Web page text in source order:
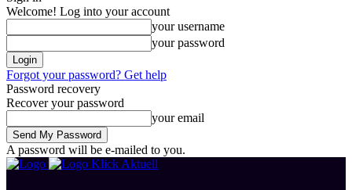
Welcome! Log into your account
your username
your password
Forgot your password? Get help
Password recovery
Recover your password
your email
A password will be e-mailed to you.
Klick Aktuell